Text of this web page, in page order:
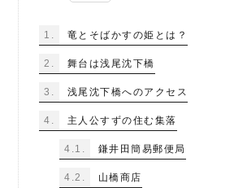
1. 竜とそばかすの姫とは？
2. 舞台は浅尾沈下橋
3. 浅尾沈下橋へのアクセス
4. 主人公すずの住む集落
4.1. 鎌井田簡易郵便局
4.2. 山橋商店